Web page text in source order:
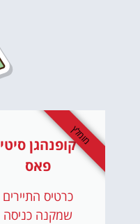
קופנהגן סיטי
פאס
כרטיס התיירים
שמקנה כניסה
מומלץ